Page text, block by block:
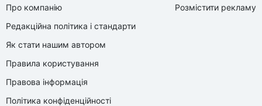
Про компанію
Редакційна політика і стандарти
Як стати нашим автором
Правила користування
Правова інформація
Політика конфіденційності
Розмістити рекламу